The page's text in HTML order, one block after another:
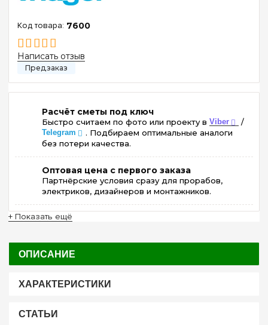
7600
Написать отзыв
Расчёт сметы под ключ
Быстро считаем по фото или проекту в Viber /
Telegram
. Подбираем оптимальные аналоги
без потери качества.
Оптовая цена с первого заказа
Партнёрские условия сразу для прорабов,
электриков, дизайнеров и монтажников.
+ Показать ещё
ОПИСАНИЕ
ХАРАКТЕРИСТИКИ
СТАТЬИ